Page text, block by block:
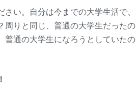
い。自分は今までの大学生活で、
周りと同じ、普通の大学生だったの
普通の大学生になろうとしていたの